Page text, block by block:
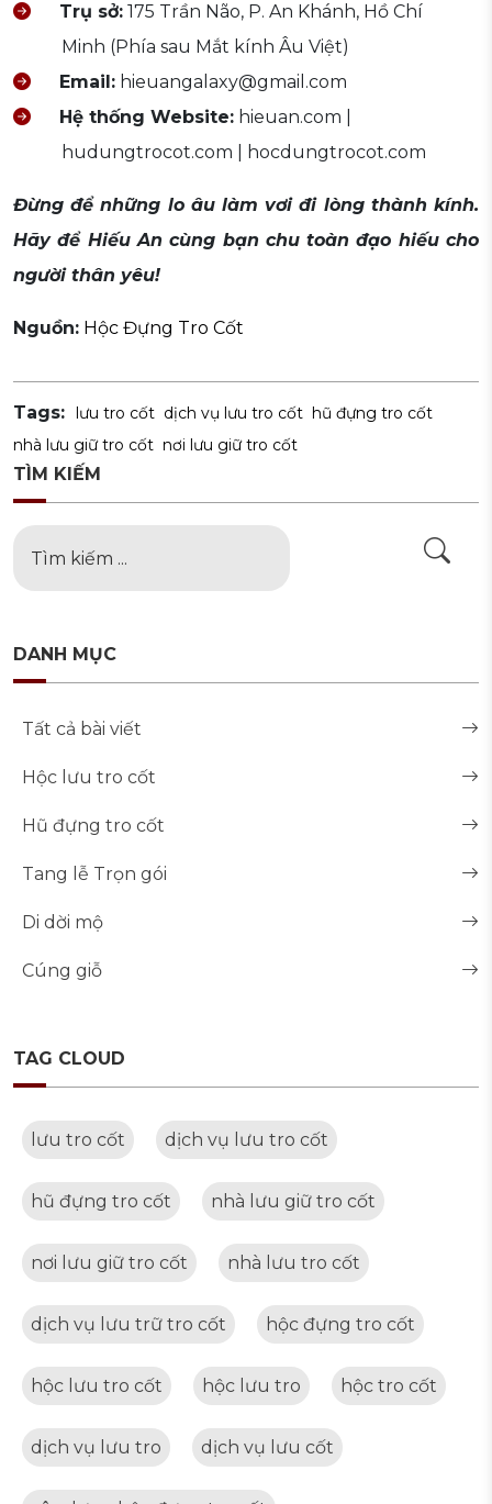
Trụ sở: 175 Trần Não, P. An Khánh, Hồ Chí
Minh (Phía sau Mắt kính Âu Việt)
Email: hieuangalaxy@gmail.com
Hệ thống Website: hieuan.com |
hudungtrocot.com | hocdungtrocot.com
Đừng để những lo âu làm vơi đi lòng thành kính.
Hãy để Hiếu An cùng bạn chu toàn đạo hiếu cho
người thân yêu!
Nguồn: Hộc Đựng Tro Cốt
Tags: lưu tro cốt dịch vụ lưu tro cốt hũ đựng tro cốt
nhà lưu giữ tro cốt nơi lưu giữ tro cốt
TÌM KIẾM
DANH MỤC
Tất cả bài viết
Hộc lưu tro cốt
Hũ đựng tro cốt
Tang lễ Trọn gói
Di dời mộ
Cúng giỗ
TAG CLOUD
lưu tro cốt dịch vụ lưu tro cốt
hũ đựng tro cốt nhà lưu giữ tro cốt
nơi lưu giữ tro cốt nhà lưu tro cốt
dịch vụ lưu trữ tro cốt hộc đựng tro cốt
hộc lưu tro cốt hộc lưu tro hộc tro cốt
dịch vụ lưu tro dịch vụ lưu cốt